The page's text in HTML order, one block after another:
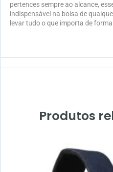
pertences sempre ao alcance,
indispensável na bolsa de
levar tudo o que importa de
Produtos